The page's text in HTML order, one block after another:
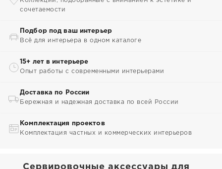
сочетаемости
Подбор под ваш интерьер
Всё для интерьера в одном каталоге
15+ лет в интерьере
Опыт работы с современными интерьерами
Доставка по России
Бережная и надежная доставка по всей России
Комплектация проектов
Комплектация частных и коммерческих интерьеров
Сервировочные аксессуары для